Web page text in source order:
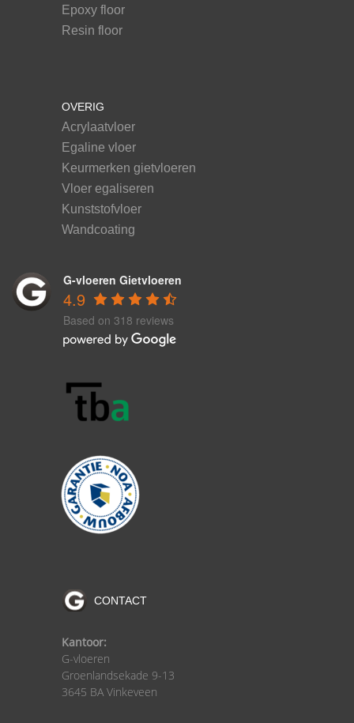
Epoxy floor
Resin floor
OVERIG
Acrylaatvloer
Egaline vloer
Keurmerken gietvloeren
Vloer egaliseren
Kunststofvloer
Wandcoating
G-vloeren Gietvloeren
4.9
Based on 318 reviews
CONTACT
Kantoor:
G-vloeren
Groenlandsekade 9-13
3645 BA Vinkeveen